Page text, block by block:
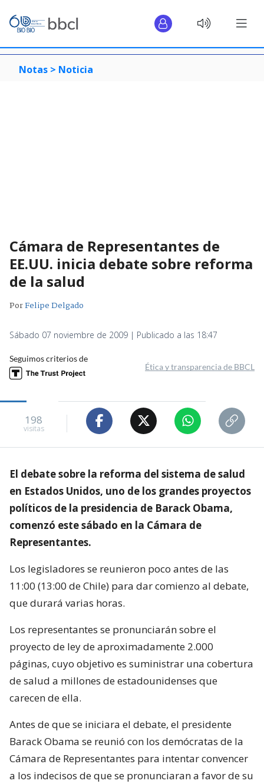
Notas > Noticia
Cámara de Representantes de
EE.UU. inicia debate sobre reforma
de la salud
PorFelipe Delgado
Sábado 07 noviembre de 2009 | Publicado a las 18:47
Seguimos criterios de
Ética y transparencia de BBCL
198
visitas
El debate sobre la reforma del sistema de salud
en Estados Unidos, uno de los grandes proyectos
políticos de la presidencia de Barack Obama,
comenzó este sábado en la Cámara de
Representantes.
Los legisladores se reunieron poco antes de las
11:00 (13:00 de Chile) para dar comienzo al debate,
que durará varias horas.
Los representantes se pronunciarán sobre el
proyecto de ley de aproximadamente 2.000
páginas, cuyo objetivo es suministrar una cobertura
de salud a millones de estadounidenses que
carecen de ella.
Antes de que se iniciara el debate, el presidente
Barack Obama se reunió con los demócratas de la
Cámara de Representantes para intentar convencer
a los indecisos de que se pronunciaran a favor de su